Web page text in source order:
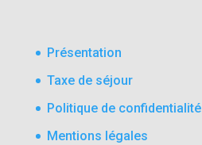
Présentation
Taxe de séjour
Politique de confidentialité
Mentions légales